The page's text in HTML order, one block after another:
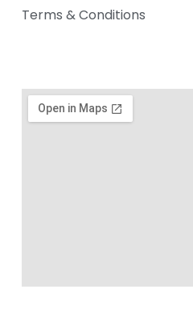
Terms & Conditions